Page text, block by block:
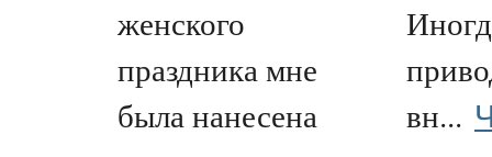
женского
праздника мне
была нанесена
вн...